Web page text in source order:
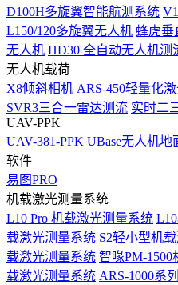
D100H多旋翼智能航测系统
L150/120多旋翼无人机 蜂虎垂
无人机 HD30 全自动无人机测
无人机载荷
X8倾斜相机 ARS-450轻量化
SVR3三合一雷达测流 实时二
UAV-PPK
UAV-381-PPK UBase无人机地
软件
易图PRO
机载激光测量系统
L10 Pro 机载激光测量系统
载激光测量系统 S2轻小型机
载激光测量系统 智喙PM-
载激光测量系统 ARS-1000系